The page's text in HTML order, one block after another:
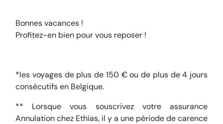
Bonnes vacances !
Profitez-en bien pour vous reposer !
*les voyages de plus de 150 € ou de plus de 4 jours
consécutifs en Belgique.
** Lorsque vous souscrivez votre assurance
Annulation chez Ethias, il y a une période de carence